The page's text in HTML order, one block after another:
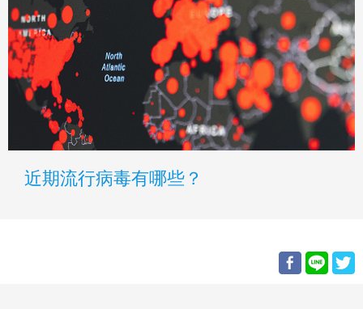
近期流行病毒有哪些？